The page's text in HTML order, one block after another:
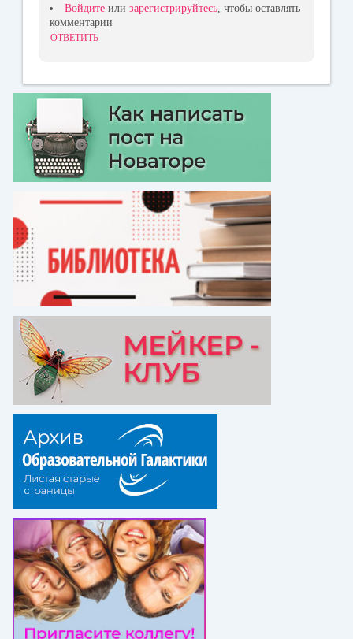
Войдите или зарегистрируйтесь , чтобы оставлять
комментарии
ОТВЕТИТЬ